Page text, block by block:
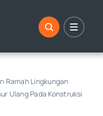
Ramah Lingkungan
Ulang Pada Konstruksi